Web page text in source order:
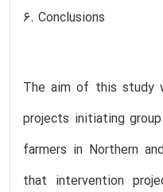
6. Conclusions
The aim of this study
projects initiating
farmers in Northern
that intervention